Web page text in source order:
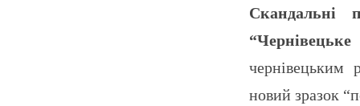
Скандальні
чернівецьким
новий зразок